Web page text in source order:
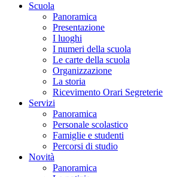
Scuola
Panoramica
Presentazione
I luoghi
I numeri della scuola
Le carte della scuola
Organizzazione
La storia
Ricevimento Orari Segreterie
Servizi
Panoramica
Personale scolastico
Famiglie e studenti
Percorsi di studio
Novità
Panoramica